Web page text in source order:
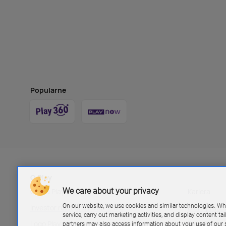
Popularne
O Play
Grupa Play
Investor relations P4 sp. z.o.o
Biuro
Blog Play
We care about your privacy
On our website, we use cookies and similar technologies.
service, carry out marketing activities, and display content
partners may also access information about your use of